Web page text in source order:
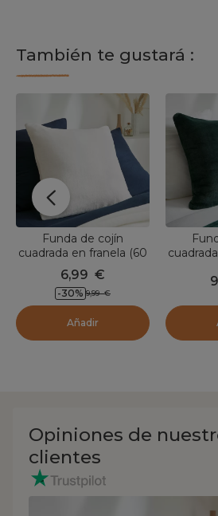
También te gustará :
Funda de cojín
cuadrada en franela (60
x 60 cm) Didou Marfil
6,99 €
-30% 9,99 €
Añadir
Opiniones de
clientes